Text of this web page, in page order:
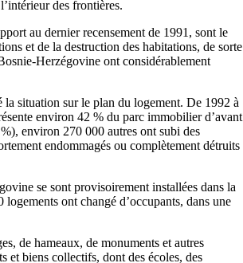
des frontières.
au dernier recensement de 1991, sont le
et de la destruction des habitations, de sorte
Herzégovine ont considérablement
situation sur le plan du logement. De 1992 à
environ 42 % du parc immobilier d’avant
environ 270 000 autres ont subi des
endommagés ou complètement détruits
se sont provisoirement installées dans la
ont changé d’occupants, dans une
de hameaux, de monuments et autres
et biens collectifs, dont des écoles, des